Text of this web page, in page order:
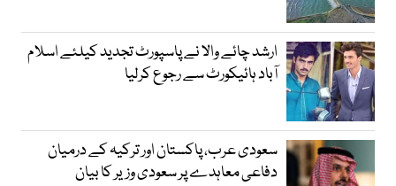
ارشد چائے والا نے پاسپورٹ تجدید کیلئے اسلام
آباد ہائیکورٹ سے رجوع کرلیا
سعودی عرب، پاکستان اور ترکیہ کے درمیان
دفاعی معاہدے پر سعودی وزیر کا بیان